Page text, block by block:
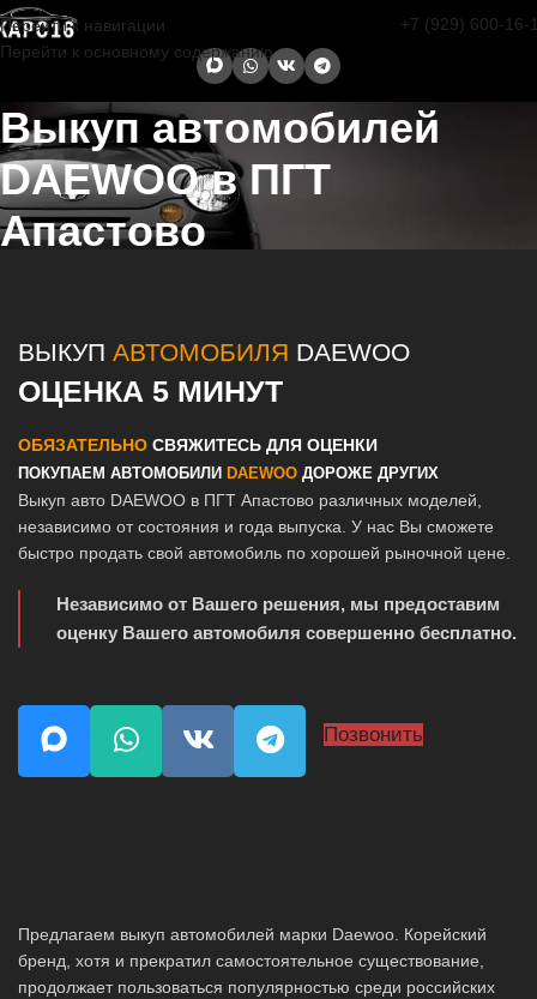
Перейти к навигации
Перейти к основному содержанию
+7 (929) 600-16-
Выкуп автомобилей
DAEWOO в ПГТ
Апастово
ВЫКУП АВТОМОБИЛЯ DAEWOO
ОЦЕНКА 5 МИНУТ
ОБЯЗАТЕЛЬНО СВЯЖИТЕСЬ ДЛЯ ОЦЕНКИ
ПОКУПАЕМ АВТОМОБИЛИ DAEWOO ДОРОЖЕ ДРУГИХ
Выкуп авто DAEWOO в ПГТ Апастово различных моделей,
независимо от состояния и года выпуска. У нас Вы сможете
быстро продать свой автомобиль по хорошей рыночной цене.
Независимо от Вашего решения, мы предоставим
оценку Вашего автомобиля совершенно бесплатно.
Позвонить
Предлагаем выкуп автомобилей марки Daewoo. Корейский
бренд, хотя и прекратил самостоятельное существование,
продолжает пользоваться популярностью среди российских